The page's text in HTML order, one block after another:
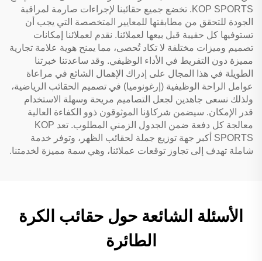
KOP SPORTS. تخضع جميع حقائبنا لإجراءات صارمة لمراقبة
الجودة للتحقق من مطابقتها للمعايير المتخصصة التي يجب أن
تستوفيها كل حقيبة قبل بيعها لعملائنا. نقدم لعملائنا إمكانات
تصميم وميزات مختلفة لا تكاد تُحصى، مما يمنح هوية علامة تجارية
مميزة دون التفريط في الأداء الوظيفي. وقد ساعدتنا خبرتنا
الطويلة في هذا المجال على إدراك الإهمال الشائع في مراعاة
عوامل الراحة الوظيفية (إرغونوميا) في تصميم الحقائب الرياضية،
ولذلك نسعى جاهدين لجعل التصاميم مريحة وسهلة الاستخدام
قدر الإمكان. سيضمن شركاؤنا الموثوقون ذوو الكفاءة العالية
معالجة كل دفعة ضمن الجدول الزمني المطلوب. تعد KOP
SPORTS أكبر جهة توزيع جملة لحقائب الظهر، وتوفر خدمة
شاملة تهدف إلى تجاوز توقعات عملائنا، وهي سمة مميزة لخدمتنا.
الأسئلة الشائعة حول حقائب الكرة
الطائرة